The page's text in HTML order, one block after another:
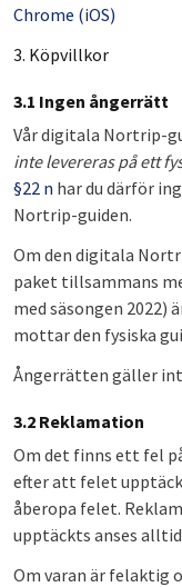
Chrome (iOS)
3. Köpvillkor
3.1 Ingen ångerrätt
Vår digitala Nortrip-
inte levereras på ett
§22 n har du därför
Nortrip-guiden.
Om den digitala
paket tillsammans
med säsongen 2022)
mottar den fysiska
Ångerrätten gäller
3.2 Reklamation
Om det finns ett fel
efter att felet
åberopa felet.
upptäckts anses
Om varan är felaktig